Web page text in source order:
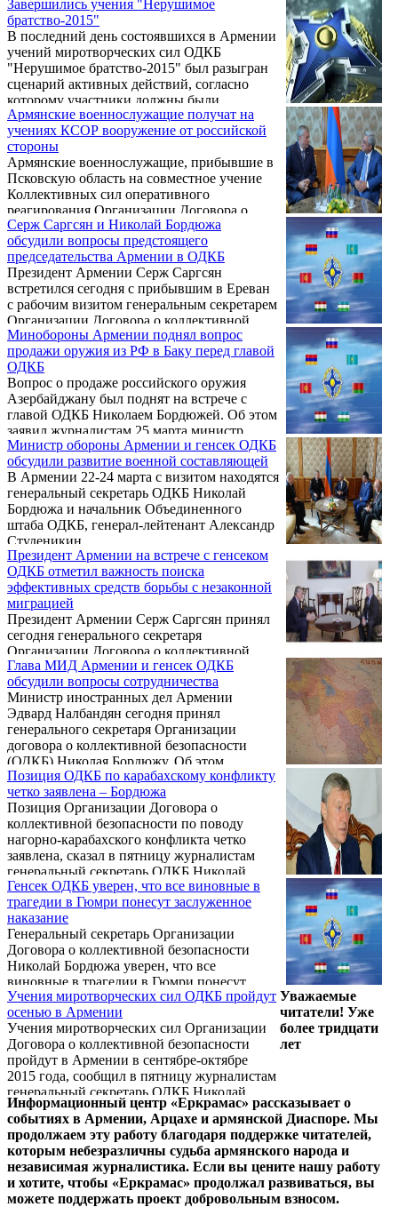
Аналитической ассоциации ОДКБ.
Завершились учения "Нерушимое
братство-2015"
В последний день состоявшихся в Армении
учений миротворческих сил ОДКБ
"Нерушимое братство-2015" был разыгран
сценарий активных действий, согласно
которому участники должны были
освободить захваченное террористами
здание, уничтожить опорный пункт
террористов и предотвратить акт
неповиновения недовольного населения. К
учениям были привлечены военные
вертолеты, бронетехника, силы полиции.
Армянские военнослужащие получат на
учениях КСОР вооружение от российской
стороны
Армянские военнослужащие, прибывшие в
Псковскую область на совместное учение
Коллективных сил оперативного
реагирования Организации Договора о
коллективной безопасности, получат
необходимое вооружение и технику от
российской стороны, сообщает
Объединенный пресс-центр учения
«Взаимодействие-2015».
Серж Саргсян и Николай Бордюжа
обсудили вопросы предстоящего
председательства Армении в ОДКБ
Президент Армении Серж Саргсян
встретился сегодня с прибывшим в Ереван
с рабочим визитом генеральным секретарем
Организации Договора о коллективной
безопасности (ОДКБ) Николаем Бордюжей.
Об этом сообщает пресс-служба главы
армянского государства.
Минобороны Армении поднял вопрос
продажи оружия из РФ в Баку перед главой
ОДКБ
Вопрос о продаже российского оружия
Азербайджану был поднят на встрече с
главой ОДКБ Николаем Бордюжей. Об этом
заявил журналистам 25 марта министр
обороны Армении Сейран Оганян,
комментируя свою последнюю встречу с
генсеком ОДКБ 23 марта.
Министр обороны Армении и генсек ОДКБ
обсудили развитие военной составляющей
В Армении 22-24 марта с визитом находятся
генеральный секретарь ОДКБ Николай
Бордюжа и начальник Объединенного
штаба ОДКБ, генерал-лейтенант Александр
Студеникин.
Президент Армении на встрече с генсеком
ОДКБ отметил важность поиска
эффективных средств борьбы с незаконной
миграцией
Президент Армении Серж Саргсян принял
сегодня генерального секретаря
Организации Договора о коллективной
безопасности (ОДКБ) Николая Бордюжу и
руководителя Федеральной миграционной
службы РФ Константина Ромодановского.
Об этом сообщает пресс-служба главы
армянского государства.
Глава МИД Армении и генсек ОДКБ
обсудили вопросы сотрудничества
Министр иностранных дел Армении
Эдвард Налбандян сегодня принял
генерального секретаря Организации
договора о коллективной безопасности
(ОДКБ) Николая Бордюжу. Об этом
сообщает пресс-служба
внешнеполитического ведомства РА.
Позиция ОДКБ по карабахскому конфликту
четко заявлена – Бордюжа
Позиция Организации Договора о
коллективной безопасности по поводу
нагорно-карабахского конфликта четко
заявлена, сказал в пятницу журналистам
генеральный секретарь ОДКБ Николай
Бордюжа. "В 2014-м году ОДКБ в своих
заявлениях касалась нагорно-карабахского
конфликта, в том числе на уровне Совета
коллективной безопасности", - сказал он,
отвечая на вопрос агентства «Новости-
Армения». Кроме того, по словам Бордюжи,
он посещал границу, в том числе некоторые
подразделения ВС Армении, находящиеся
...
Генсек ОДКБ уверен, что все виновные в
трагедии в Гюмри понесут заслуженное
наказание
Генеральный секретарь Организации
Договора о коллективной безопасности
Николай Бордюжа уверен, что все
виновные в трагедии в Гюмри понесут
заслуженное наказание.
Учения миротворческих сил ОДКБ пройдут
осенью в Армении
Учения миротворческих сил Организации
Договора о коллективной безопасности
пройдут в Армении в сентябре-октябре
2015 года, сообщил в пятницу журналистам
генеральный секретарь ОДКБ Николай
Бордюжа.
Уважаемые
читатели! Уже
более тридцати
лет
Информационный центр «Еркрамас» рассказывает о
событиях в Армении, Арцахе и армянской Диаспоре. Мы
продолжаем эту работу благодаря поддержке читателей,
которым небезразличны судьба армянского народа и
независимая журналистика. Если вы цените нашу работу
и хотите, чтобы «Еркрамас» продолжал развиваться, вы
можете поддержать проект добровольным взносом.